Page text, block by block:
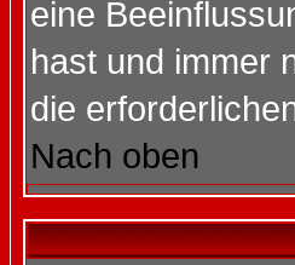
eine
hast und immer
die
Nach oben